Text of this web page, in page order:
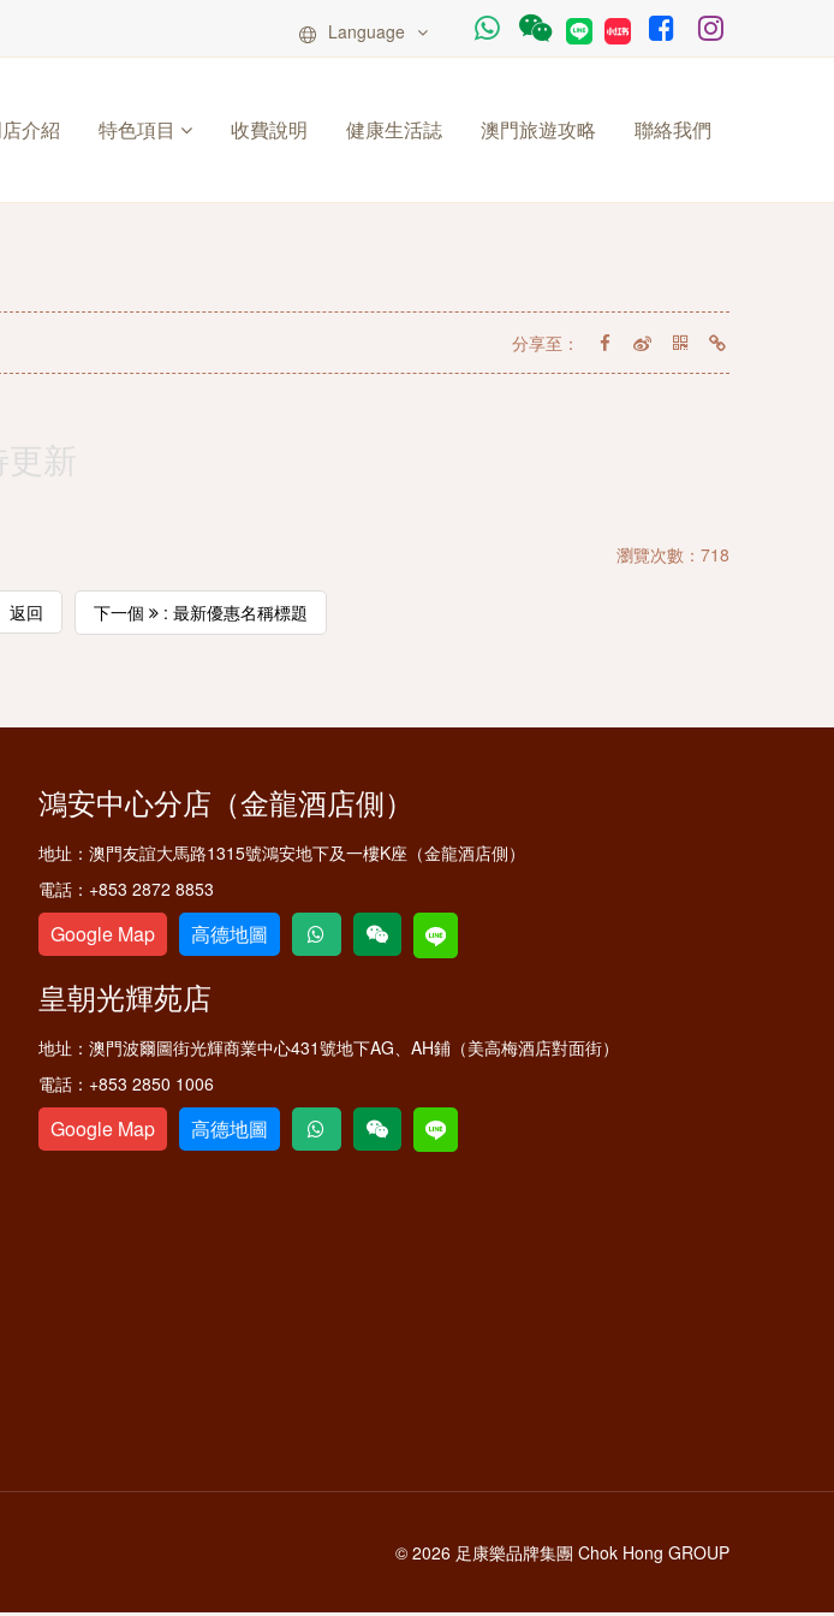
Language
介紹 特色項目 收費說明 健康生活誌 澳門旅遊攻略 聯絡我們
分享至：
更新
瀏覽次數：718
返回 下一個 : 最新優惠名稱標題
鴻安中心分店（金龍酒店側）
地址： 澳門友誼大馬路1315號鴻安地下及一樓K座（金龍酒店側）
電話： +853 2872 8853
Google Map 高德地圖
皇朝光輝苑店
地址： 澳門波爾圖街光輝商業中心431號地下AG、AH鋪（美高梅酒店對面街）
電話： +853 2850 1006
Google Map 高德地圖
© 2026 足康樂品牌集團 Chok Hong GROUP